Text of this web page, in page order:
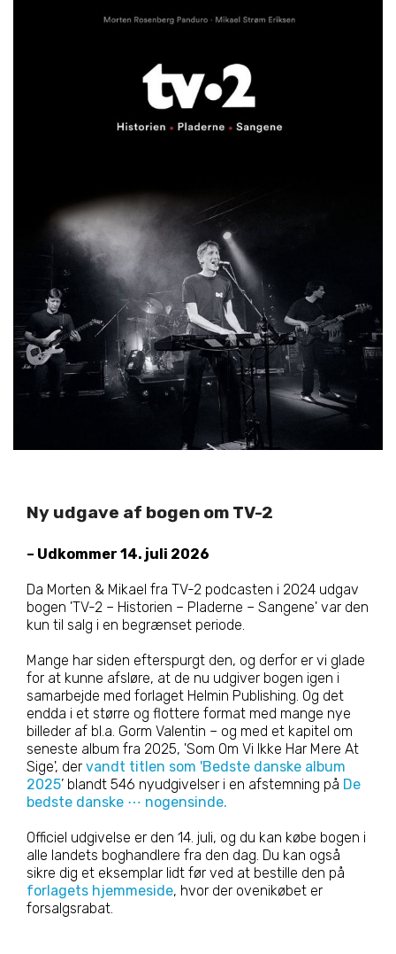
Ny udgave af bogen om TV-2
– Udkommer 14. juli 2026
Da Morten & Mikael fra TV-2 podcasten i 2024 udgav
bogen 'TV-2 – Historien – Pladerne – Sangene' var den
kun til salg i en begrænset periode.
Mange har siden efterspurgt den, og derfor er vi glade
for at kunne afsløre, at de nu udgiver bogen igen i
samarbejde med forlaget Helmin Publishing. Og det
endda i et større og flottere format med mange nye
billeder af bl.a. Gorm Valentin – og med et kapitel om
seneste album fra 2025, 'Som Om Vi Ikke Har Mere At
Sige', der vandt titlen som 'Bedste danske album
2025’ blandt 546 nyudgivelser i en afstemning på De
bedste danske ⋯ nogensinde.
Officiel udgivelse er den 14. juli, og du kan købe bogen i
alle landets boghandlere fra den dag. Du kan også
sikre dig et eksemplar lidt før ved at bestille den på
forlagets hjemmeside, hvor der ovenikøbet er
forsalgsrabat.